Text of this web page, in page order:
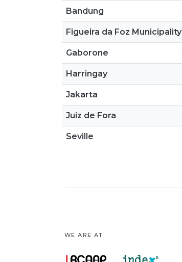
Bandung
Figueira da Foz Municipality
Gaborone
Harringay
Jakarta
Juiz de Fora
Seville
WE ARE AT: